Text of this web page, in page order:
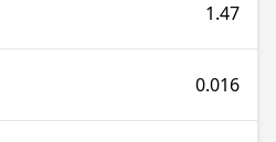
1.47
0.016